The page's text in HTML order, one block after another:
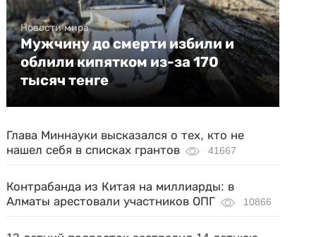
Новости мира
Мужчину до смерти избили и
облили кипятком из-за 170
тысяч тенге
Глава Миннауки высказался о тех, кто не
нашел себя в списках грантов
41667
Контрабанда из Китая на миллиарды: в
Алматы арестовали участников ОПГ
10866